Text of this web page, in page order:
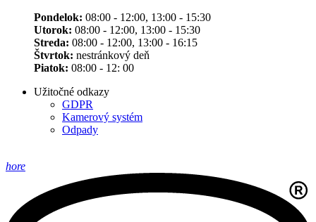
Pondelok: 08:00 - 12:00, 13:00 - 15:30
Utorok: 08:00 - 12:00, 13:00 - 15:30
Streda: 08:00 - 12:00, 13:00 - 16:15
Štvrtok: nestránkový deň
Piatok: 08:00 - 12: 00
Užitočné odkazy
GDPR
Kamerový systém
Odpady
hore